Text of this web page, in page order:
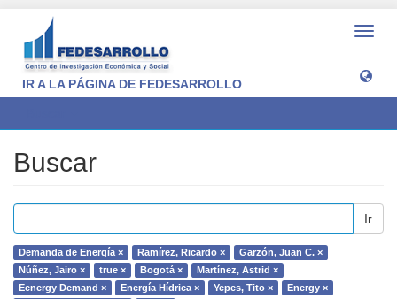
IR A LA PÁGINA DE FEDESARROLLO
Buscar
Ir
Demanda de Energía × Ramírez, Ricardo ×
Garzón, Juan C. ×
Núñez, Jairo ×
true × Bogotá ×
Martínez, Astrid ×
Eenergy Demand ×
Energía Hídrica × Yepes, Tito ×
Energy ×